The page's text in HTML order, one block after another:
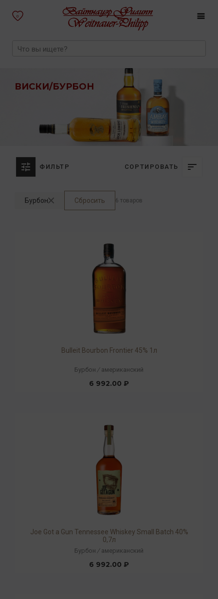
0
ВИСКИ/БУРБОН
ФИЛЬТР СОРТИРОВАТЬ
Бурбон Сбросить 6 товаров
Bulleit Bourbon Frontier 45% 1л
Бурбон / американский
6 992.00 ₽
Joe Got a Gun Tennessee Whiskey Small Batch 40%
0,7л
Бурбон / американский
6 992.00 ₽